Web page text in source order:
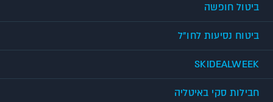
ביטול חופשה
ביטוח נסיעות לחו"ל
SKIDEALWEEK
חבילות סקי באיטליה